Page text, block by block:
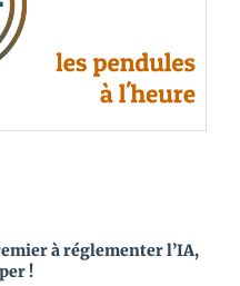
à réglementer l’IA,
!